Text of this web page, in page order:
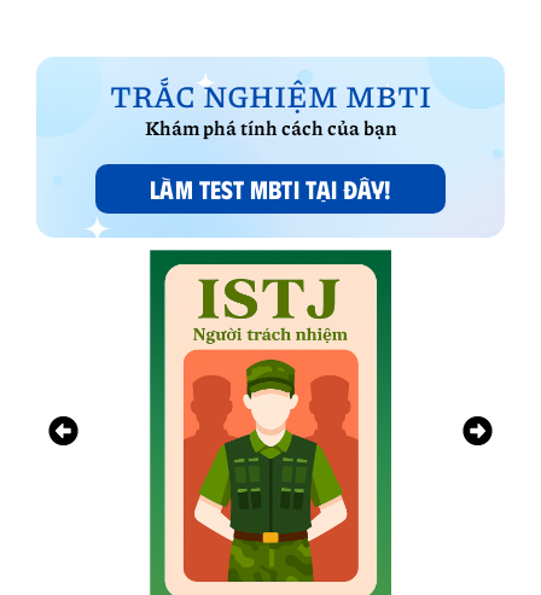
TRẮC NGHIỆM MBTI
Khám phá tính cách của bạn
LÀM TEST MBTI TẠI ĐÂY!